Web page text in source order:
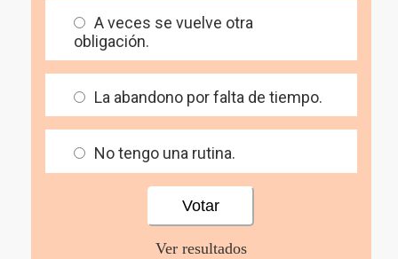
A veces se vuelve otra
obligación.
La abandono por falta de tiempo.
No tengo una rutina.
Ver resultados